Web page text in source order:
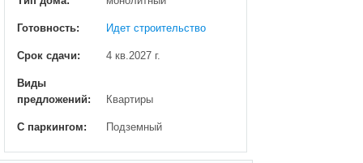
Готовность: Идет строительство
Срок сдачи: 4 кв.2027 г.
Виды
предложений:
Квартиры
С паркингом: Подземный